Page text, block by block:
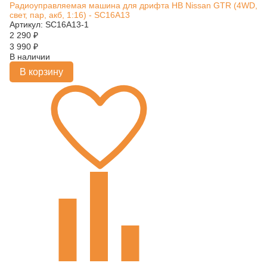
Радиоуправляемая машина для дрифта HB Nissan GTR (4WD,
свет, пар, акб, 1:16) - SC16A13
Артикул: SC16A13-1
2 290 ₽
3 990 ₽
В наличии
В корзину